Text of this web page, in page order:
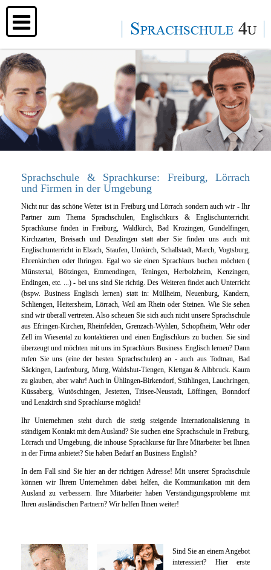
Sprachschule
Über
uns
Kontakt
Datenschutz
Ihre
Vorteile
Englischkurse
Einzelunterricht
Englisch
Skype
(UK)
Weitere
Sprachen
Empfehlungen
Firmenschulungen
Sprachschule & Sprachkurse: Freiburg, Lörrach
und Firmen in der Umgebung
Nicht nur das schöne Wetter ist in Freiburg und Lörrach sondern auch wir - Ihr
Partner zum Thema Sprachschulen, Englischkurs & Englischunterricht.
Sprachkurse finden in Freiburg, Waldkirch, Bad Krozingen, Gundelfingen,
Kirchzarten, Breisach und Denzlingen statt aber Sie finden uns auch mit
Englischunterricht in Elzach, Staufen, Umkirch, Schallstadt, March, Vogtsburg,
Ehrenkirchen oder Ihringen. Egal wo sie einen Sprachkurs buchen möchten (
Münstertal, Bötzingen, Emmendingen, Teningen, Herbolzheim, Kenzingen,
Endingen, etc. ...) - bei uns sind Sie richtig. Des Weiteren findet auch Unterricht
(bspw. Business Englisch lernen) statt in: Müllheim, Neuenburg, Kandern,
Schliengen, Heitersheim, Lörrach, Weil am Rhein oder Steinen. Wie Sie sehen
sind wir überall vertreten. Also scheuen Sie sich auch nicht unsere Sprachschule
aus Efringen-Kirchen, Rheinfelden, Grenzach-Wyhlen, Schopfheim, Wehr oder
Zell im Wiesental zu kontaktieren und einen Englischkurs zu buchen. Sie sind
überzeugt und möchten mit uns im Sprachkurs Business Englisch lernen? Dann
rufen Sie uns (eine der besten Sprachschulen) an - auch aus Todtnau, Bad
Säckingen, Laufenburg, Murg, Waldshut-Tiengen, Klettgau & Albbruck. Kaum
zu glauben, aber wahr! Auch in Ühlingen-Birkendorf, Stühlingen, Lauchringen,
Küssaberg, Wutöschingen, Jestetten, Titisee-Neustadt, Löffingen, Bonndorf
und Lenzkirch sind Sprachkurse möglich!
Ihr Unternehmen steht durch die stetig steigende Internationalisierung in
ständigem Kontakt mit dem Ausland? Sie suchen eine Sprachschule in Freiburg,
Lörrach und Umgebung, die inhouse Sprachkurse für Ihre Mitarbeiter bei Ihnen
in der Firma anbietet? Sie haben Bedarf an Business English?
In dem Fall sind Sie hier an der richtigen Adresse! Mit unserer Sprachschule
können wir Ihrem Unternehmen dabei helfen, die Kommunikation mit dem
Ausland zu verbessern. Ihre Mitarbeiter haben Verständigungsprobleme mit
Ihren ausländischen Partnern? Wir helfen Ihnen weiter!
Sind Sie an einem Angebot
interessiert? Hier erste